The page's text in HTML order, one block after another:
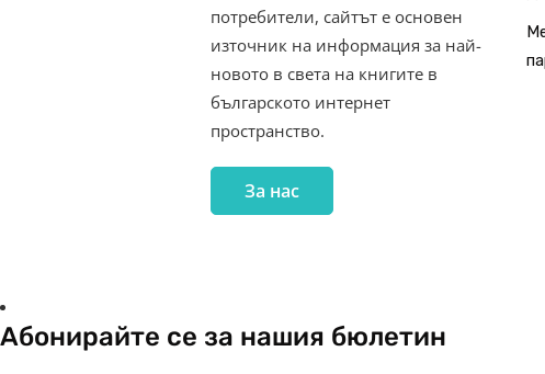
потребители, сайтът е основен
източник на информация за най-
новото в света на книгите в
българското интернет
пространство.
За нас
Абонирайте се за нашия бюлетин